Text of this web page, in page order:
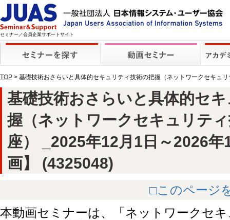
セミナー／会員企業サポートサイト
TOP > 基礎技術おさらいと具体的セキュリティ技術の把握（ネットワークセキュ
基礎技術おさらいと具体的セ
握（ネットワークセキュリテ
座） _2025年12月1日～2026年
画】 (4325048)
□このページ
本動画セミナーは、「ネットワークセ